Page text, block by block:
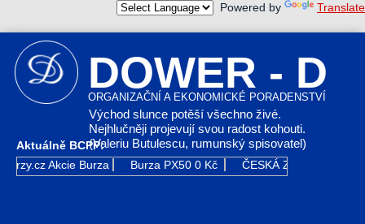
Powered by Translate
DOWER - D
ORGANIZAČNÍ A EKONOMICKÉ PORADENSTVÍ
Východ slunce potěší všechno živé.
Nejhlučněji projevují svou radost kohouti.
(Valeriu Butulescu, rumunský spisovatel)
Aktuálně BCPP:
Akcie Burza Burza PX50 0 Kč ČESKÁ ZBROJOVKA GR